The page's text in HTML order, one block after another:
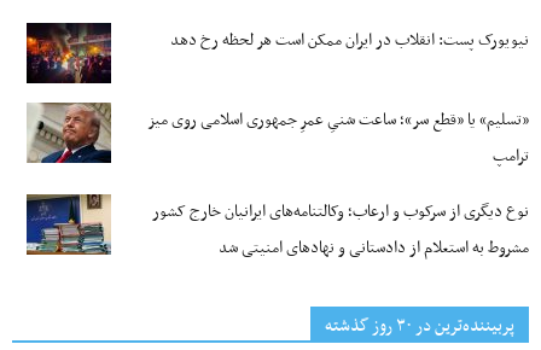
نیویورک پست: انقلاب در ایران ممکن است هر لحظه رخ دهد
«تسلیم» یا «قطع سر»؛ ساعت شنیِ عمرِ جمهوری اسلامی روی میز
ترامپ
نوع دیگری از سرکوب و ارعاب؛ وکالتنامه‌های ایرانیان خارج کشور
مشروط به استعلام از دادستانی و نهادهای امنیتی شد
پربیننده‌ترین‌ در ۳۰ روز گذشته